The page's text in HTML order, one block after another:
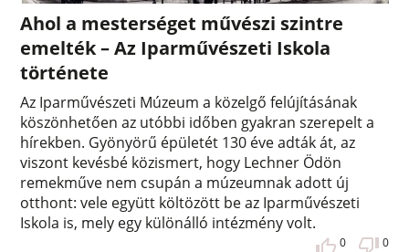
Ahol a mesterséget művészi szintre
emelték – Az Iparművészeti Iskola
története
Az Iparművészeti Múzeum a közelgő felújításának
köszönhetően az utóbbi időben gyakran szerepelt a
hírekben. Gyönyörű épületét 130 éve adták át, az
viszont kevésbé közismert, hogy Lechner Ödön
remekműve nem csupán a múzeumnak adott új
otthont: vele együtt költözött be az Iparművészeti
Iskola is, mely egy különálló intézmény volt.
0 0